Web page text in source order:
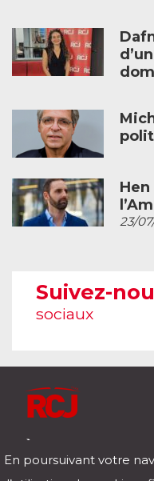
23/
Suivez-
sociaux
Télécharger notre
En poursuivant votre